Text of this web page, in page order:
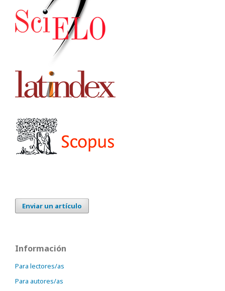
Enviar un artículo
Información
Para lectores/as
Para autores/as